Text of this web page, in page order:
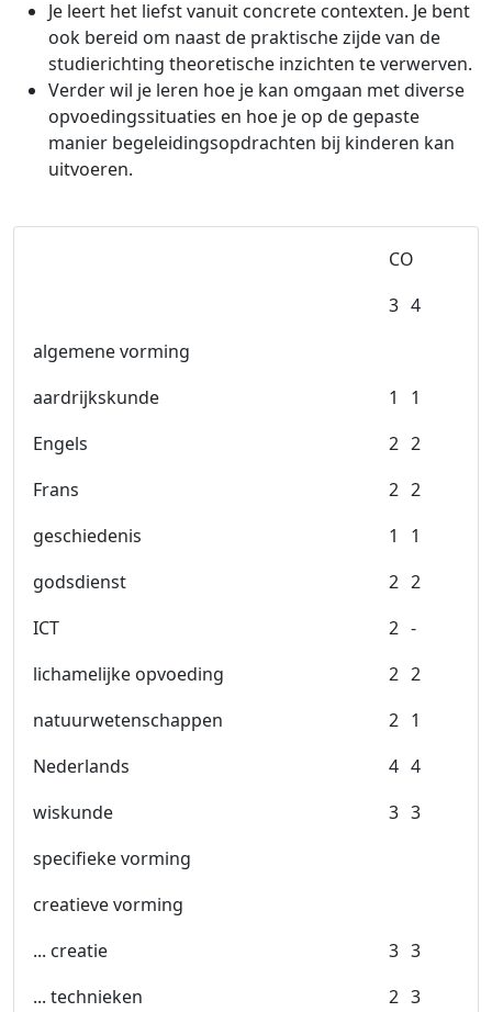
Je leert het liefst vanuit concrete contexten. Je bent
ook bereid om naast de praktische zijde van de
studierichting theoretische inzichten te verwerven.
Verder wil je leren hoe je kan omgaan met diverse
opvoedingssituaties en hoe je op de gepaste
manier begeleidingsopdrachten bij kinderen kan
uitvoeren.
CO
3 4
algemene vorming
aardrijkskunde
1
1
Engels
2 2
Frans
2 2
geschiedenis
1
1
godsdienst
2 2
ICT
2 -
lichamelijke opvoeding
2 2
natuurwetenschappen
2 1
Nederlands
4 4
wiskunde
3 3
specifieke vorming
creatieve vorming
... creatie
3 3
... technieken
2 3